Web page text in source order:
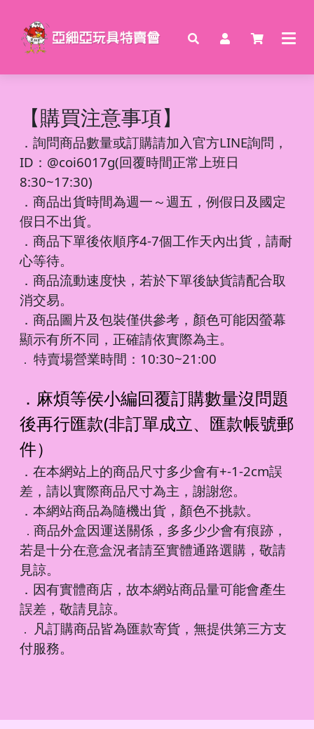
【購買注意事項】
． 詢問商品數量或訂購請加入官方LINE詢問，
ID：@coi6017g(回覆時間正常上班日
8:30~17:30)
．商品出貨時間為週一～週五，例假日及國定
假日不出貨。
．商品下單後依順序4-7個工作天內出貨，請耐
心等待。
．商品流動速度快，若於下單後缺貨請配合取
消交易。
．商品圖片及包裝僅供參考，顏色可能因螢幕
顯示有所不同，正確請依實際為主。
． 特賣場營業時間：10:30~21:00
．麻煩等侯小編回覆訂購數量沒問題
後再行匯款(非訂單成立、匯款帳號郵
件）
．在本網站上的商品尺寸多少會有+-1-2cm誤
差，請以實際商品尺寸為主，謝謝您。
．本網站商品為隨機出貨，顏色不挑款。
． 商品外盒因運送關係，多多少少會有痕跡，
若是十分在意盒況者請至實體通路選購，敬請
見諒。
．因有實體商店，故本網站商品量可能會產生
誤差，敬請見諒。
． 凡訂購商品皆為匯款寄貨，無提供第三方支
付服務。